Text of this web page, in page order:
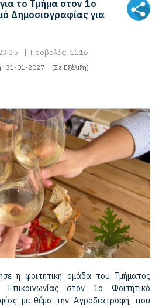
το Τμήμα στον 1ο
Δημοσιογραφίας για
| Προβολές: 1116
31-01-2027 [Σε Εξέλιξη]
η φοιτητική ομάδα του Τμήματος
στον 1ο Φοιτητικό
με θέμα την Αγροδιατροφή, που